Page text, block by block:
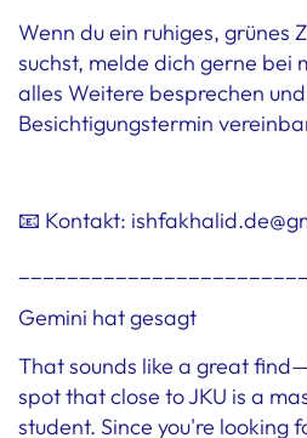
Wenn du ein ruhiges, grünes
suchst, melde dich gerne bei
alles Weitere besprechen
Besichtigungstermin
📧 Kontakt:
Gemini hat gesagt
That sounds like a great
spot that close to JKU is a
student. Since you're looking